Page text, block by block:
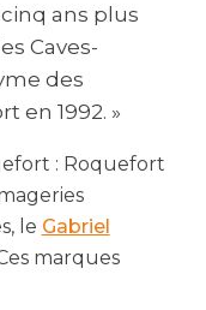
ans plus
Caves-
des
en 1992. »
: Roquefort
le Gabriel
marques